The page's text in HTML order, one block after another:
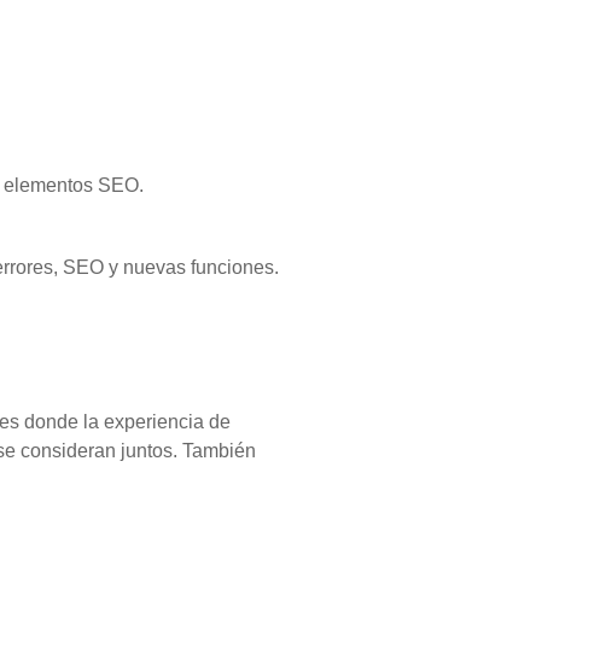
SEO.
SEO y nuevas funciones.
donde la experiencia de
consideran juntos. También